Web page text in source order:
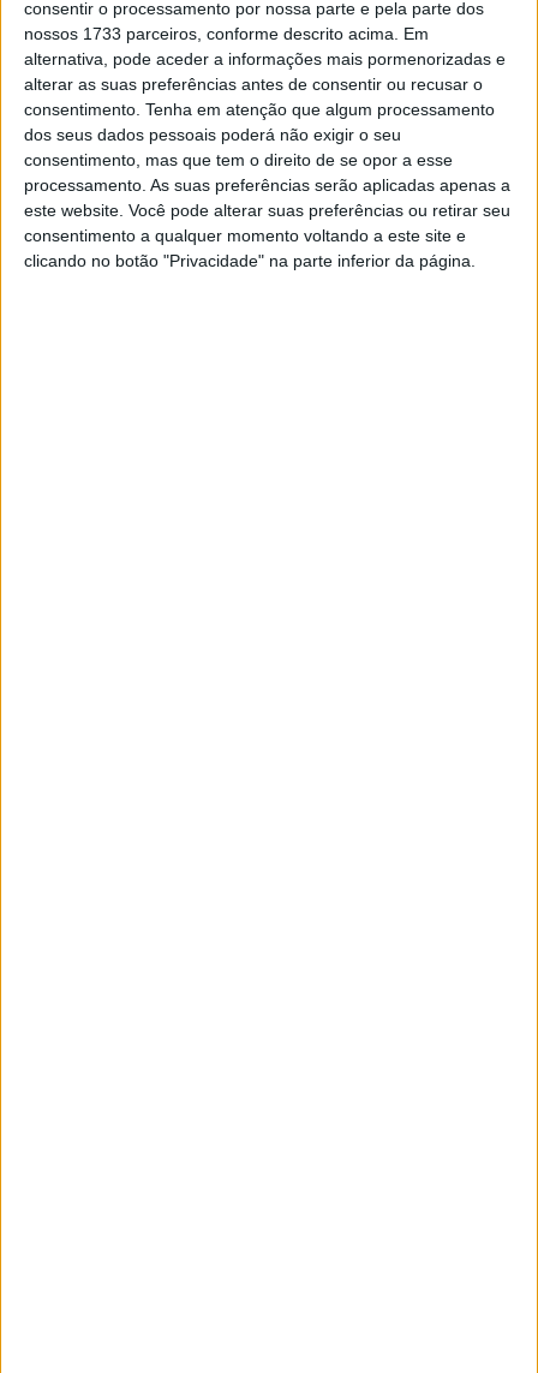
consentir o processamento por nossa parte e pela parte dos
nossos 1733 parceiros, conforme descrito acima. Em
alternativa, pode aceder a informações mais pormenorizadas e
alterar as suas preferências antes de consentir ou recusar o
consentimento. Tenha em atenção que algum processamento
dos seus dados pessoais poderá não exigir o seu
consentimento, mas que tem o direito de se opor a esse
processamento. As suas preferências serão aplicadas apenas a
este website. Você pode alterar suas preferências ou retirar seu
consentimento a qualquer momento voltando a este site e
clicando no botão "Privacidade" na parte inferior da página.
– “Foi um ótimo começo. Na semana passada, quando
ainda estávamos em casa, imaginei como seria
maravilhoso subir ao pódio aqui em Buriram. E agora eu
estava em segundo no sprint, segundo no grid de largada,
segundo na corrida – e poder compartilhar todos esses
momentos com o meu irmão é realmente muito
especial”, disse Alex.
O seu sucesso na corrida de domingo só pareceu instável
na fase inicial. Alex foi empurrado para fora da pista no